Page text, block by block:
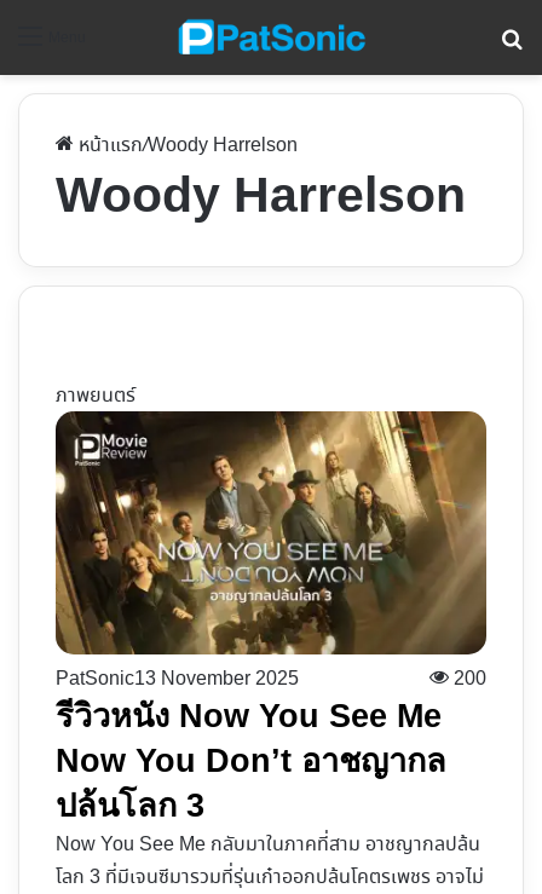
หน้าแรก/Woody Harrelson
Woody Harrelson
ภาพยนตร์
PatSonic13 November 2025 200
รีวิวหนัง Now You See Me
Now You Don’t อาชญากล
ปล้นโลก 3
Now You See Me กลับมาในภาคที่สาม อาชญากลปล้น
โลก 3 ที่มีเจนซีมารวมที่รุ่นเก๋าออกปล้นโคตรเพชร อาจไม่